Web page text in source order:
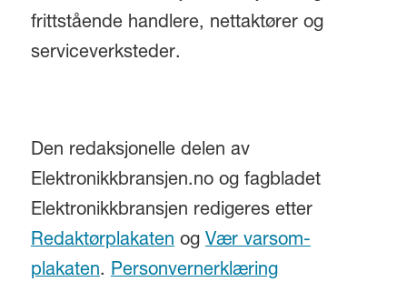
frittstående handlere, nettaktører og
serviceverksteder.
Den redaksjonelle delen av
Elektronikkbransjen.no og fagbladet
Elektronikkbransjen redigeres etter
Redaktørplakaten og Vær varsom-
plakaten. Personvernerklæring